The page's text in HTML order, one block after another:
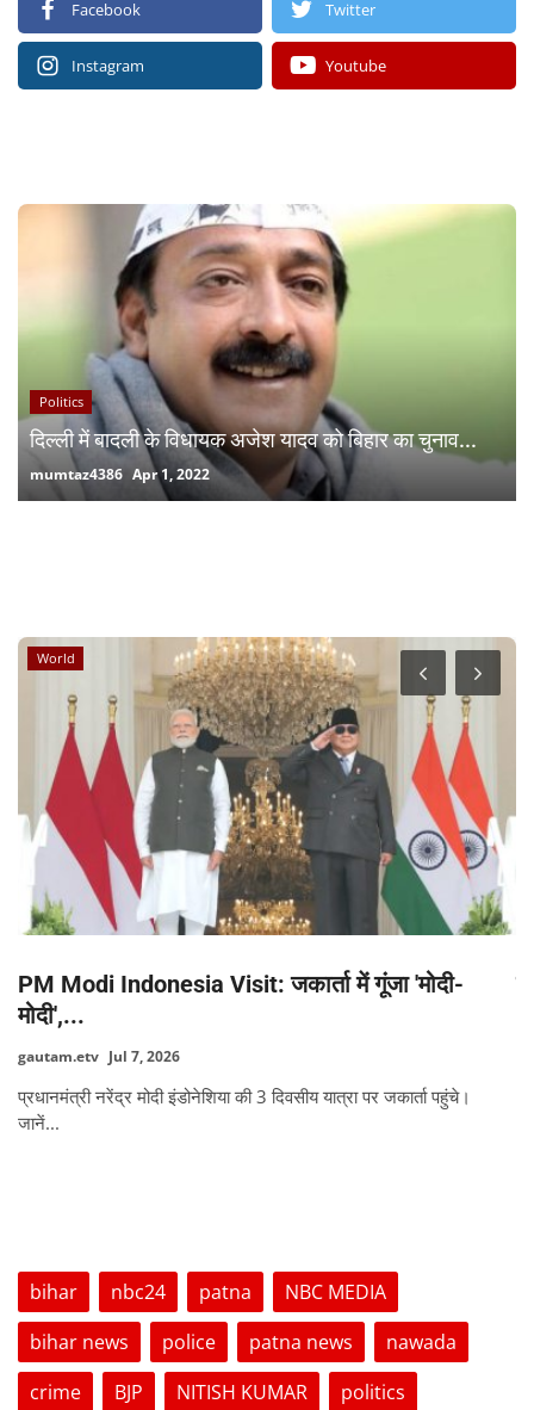
Facebook Twitter
Instagram Youtube
Politics
दिल्ली में बादली के विधायक अजेश यादव को बिहार का चुनाव...
mumtaz4386 Apr 1, 2022
World
PM Modi Indonesia Visit: जकार्ता में गूंजा 'मोदी-
मोदी',...
gautam.etv Jul 7, 2026
प्रधानमंत्री नरेंद्र मोदी इंडोनेशिया की 3 दिवसीय यात्रा पर जकार्ता पहुंचे।
जानें...
bihar nbc24 patna
NBC MEDIA
bihar news
police patna news
nawada
crime
BJP NITISH KUMAR
politics